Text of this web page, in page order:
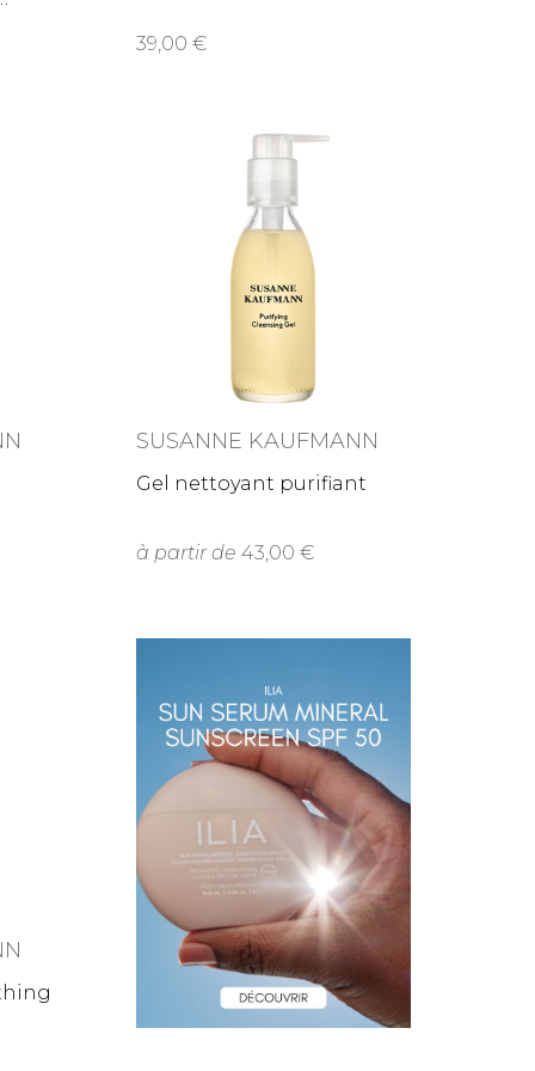
39,00
SUSANNE KAUFMANN
Gel nettoyant purifiant
à partir de 43,00